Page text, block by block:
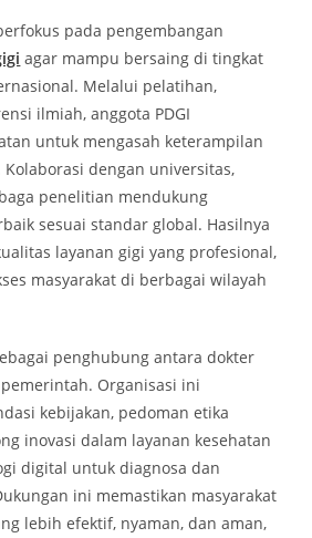
pada pengembangan
agar mampu bersaing di tingkat
Melalui pelatihan,
ilmiah, anggota PDGI
untuk mengasah keterampilan
dengan universitas,
penelitian mendukung
sesuai standar global. Hasilnya
layanan gigi yang profesional,
masyarakat di berbagai wilayah
penghubung antara dokter
Organisasi ini
kebijakan, pedoman etika
inovasi dalam layanan kesehatan
digital untuk diagnosa dan
ini memastikan masyarakat
lebih efektif, nyaman, dan aman,